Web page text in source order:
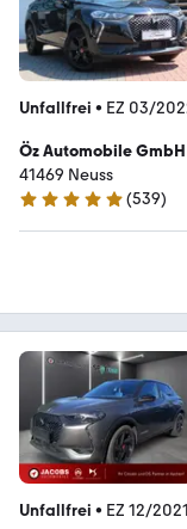
Unfallfrei • EZ 03/
Öz Automobile GmbH
41469 Neuss
4.8 Sterne
(539)
Unfallfrei • EZ 12/2021